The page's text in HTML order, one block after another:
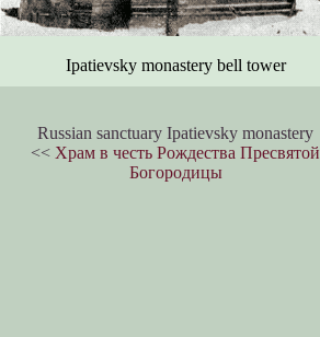
Ipatievsky monastery bell tower
Russian sanctuary Ipatievsky monastery
<< Храм в честь Рождества Пресвятой
Богородицы